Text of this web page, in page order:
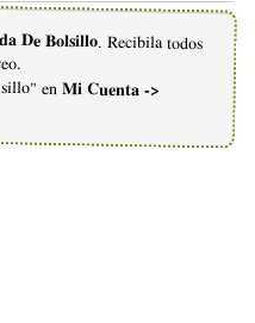
De Bolsillo. Recibila todos
en Mi Cuenta ->